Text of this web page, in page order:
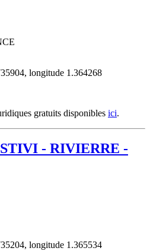
longitude 1.364268
gratuits disponibles ici.
- RIVIERRE -
longitude 1.365534